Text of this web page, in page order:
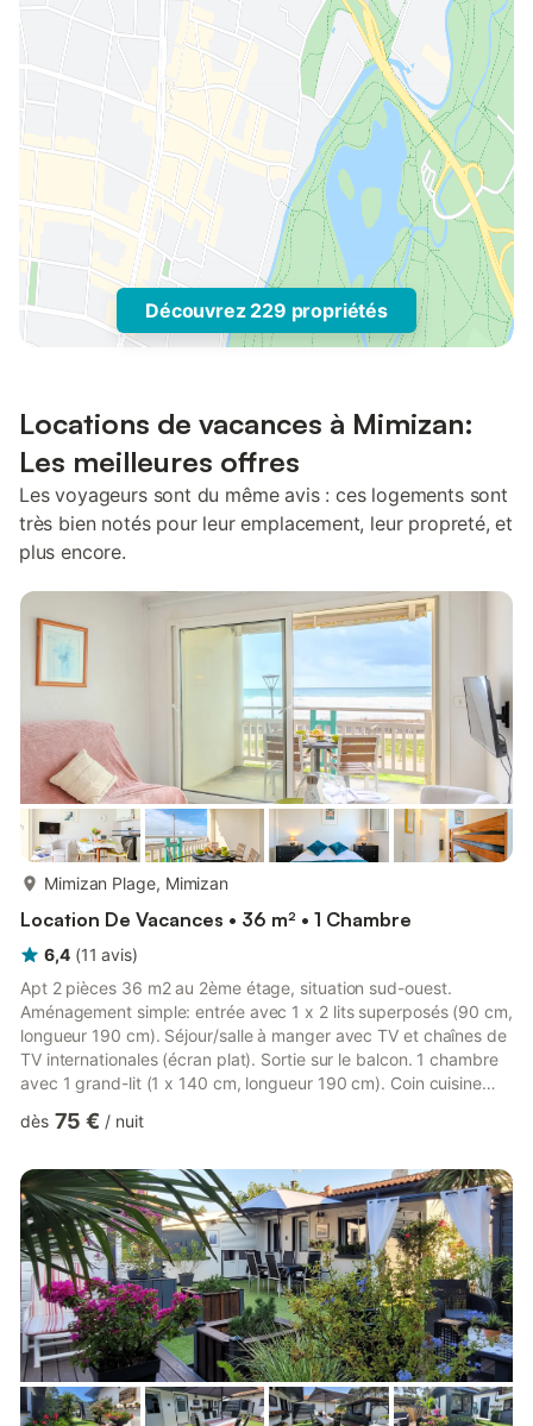
Découvrez 229 propriétés
Locations de vacances à Mimizan:
Les meilleures offres
Les voyageurs sont du même avis : ces logements sont
très bien notés pour leur emplacement, leur propreté, et
plus encore.
Mimizan Plage, Mimizan
Location De Vacances • 36 m² • 1 Chambre
6,4 (11 avis)
Apt 2 pièces 36 m2 au 2ème étage, situation sud-ouest.
Aménagement simple: entrée avec 1 x 2 lits superposés (90 cm,
longueur 190 cm). Séjour/salle à manger avec TV et chaînes de
TV internationales (écran plat). Sortie sur le balcon. 1 chambre
avec 1 grand-lit (1 x 140 cm, longueur 190 cm). Coin cuisine
électrique, micro-ondes, cafetière électrique, Capsules pour
Douche, WC séparé. Chauffage électrique. Balcon 6 m2.
Mobilier de balcon. Vue sur la mer. A disposition: lave-ling...
dès 75 € / nuit